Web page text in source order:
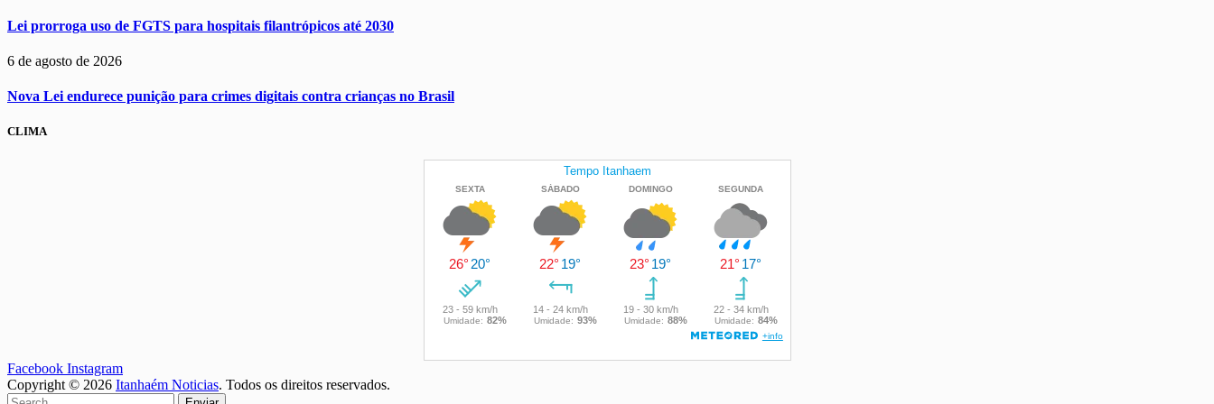
Lei prorroga uso de FGTS para hospitais filantrópicos até 2030
6 de agosto de 2026
Nova Lei endurece punição para crimes digitais contra crianças no Brasil
CLIMA
Facebook Instagram
Copyright © 2026 Itanhaém Noticias. Todos os direitos reservados.